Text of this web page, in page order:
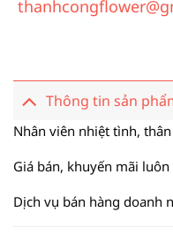
Thông tin sản
Nhân viên nhiệt tình,
Giá bán, khuyến mãi
Dịch vụ bán hàng doanh